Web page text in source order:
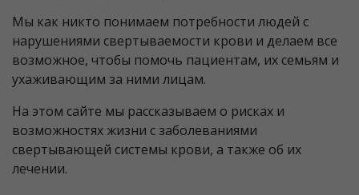
Мы как никто понимаем потребности людей с
нарушениями свертываемости крови и делаем все
возможное, чтобы помочь пациентам, их семьям и
ухаживающим за ними лицам.
На этом сайте мы рассказываем о рисках и
возможностях жизни с заболеваниями
свертывающей системы крови, а также об их
лечении.